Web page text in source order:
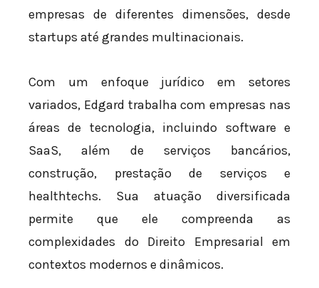
empresas de diferentes dimensões, desde
startups até grandes multinacionais.
Com um enfoque jurídico em setores
variados, Edgard trabalha com empresas nas
áreas de tecnologia, incluindo software e
SaaS, além de serviços bancários,
construção, prestação de serviços e
healthtechs. Sua atuação diversificada
permite que ele compreenda as
complexidades do Direito Empresarial em
contextos modernos e dinâmicos.